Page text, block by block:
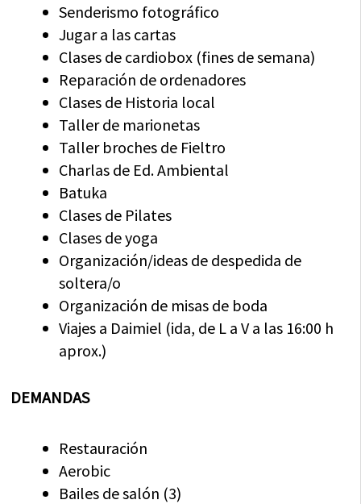
Senderismo fotográfico
Jugar a las cartas
Clases de cardiobox (fines de semana)
Reparación de ordenadores
Clases de Historia local
Taller de marionetas
Taller broches de Fieltro
Charlas de Ed. Ambiental
Batuka
Clases de Pilates
Clases de yoga
Organización/ideas de despedida de
soltera/o
Organización de misas de boda
Viajes a Daimiel (ida, de L a V a las 16:00 h
aprox.)
DEMANDAS
Restauración
Aerobic
Bailes de salón (3)